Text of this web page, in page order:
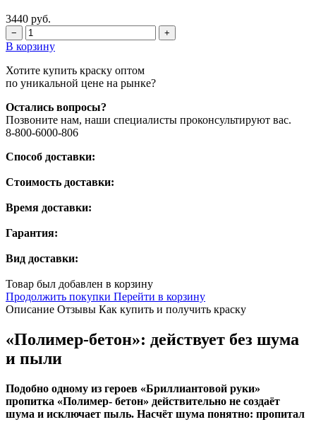
3440 руб.
− +
В корзину
Хотите купить краску оптом
по уникальной цене на рынке?
Остались вопросы?
Позвоните нам, наши специалисты проконсультируют вас.
8-800-6000-806
Способ доставки:
Стоимость доставки:
Время доставки:
Гарантия:
Вид доставки:
Товар был добавлен в корзину
Продолжить покупки Перейти в корзину
Описание Отзывы Как купить и получить краску
«Полимер-бетон»: действует без шума
и пыли
Подобно одному из героев «Бриллиантовой руки»
пропитка «Полимер- бетон» действительно не создаёт
шума и исключает пыль. Насчёт шума понятно: пропитал